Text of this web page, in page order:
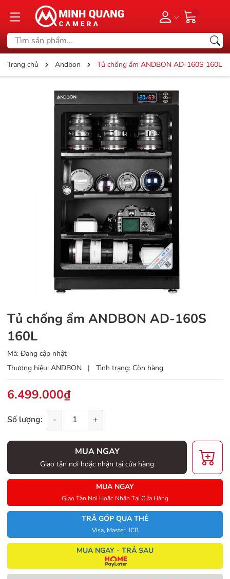
Trang chủ Andbon Tủ chống ẩm ANDBON AD-160S 160L
Tủ chống ẩm ANDBON AD-160S
160L
Mã: Đang cập nhật
Thương hiệu: ANDBON | Tình trạng: Còn hàng
6.499.000₫
Số lượng: - +
MUA NGAY
Giao tận nơi hoặc nhận tại cửa hàng
MUA NGAY
Giao Tận Nơi Hoặc Nhận Tại Cửa Hàng
TRẢ GÓP QUA THẺ
Visa, Master, JCB
MUA NGAY - TRẢ SAU